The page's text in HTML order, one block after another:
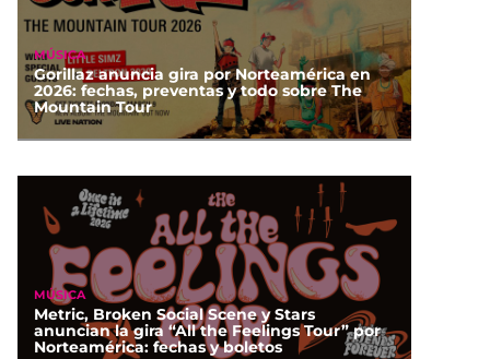
MÚSICA
Gorillaz anuncia gira por Norteamérica en
2026: fechas, preventas y todo sobre The
Mountain Tour
MÚSICA
Metric, Broken Social Scene y Stars
anuncian la gira “All the Feelings Tour” por
Norteamérica: fechas y boletos